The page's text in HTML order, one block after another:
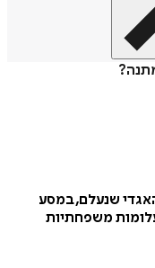
שנעלם, במסע
משפחתיות